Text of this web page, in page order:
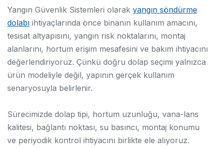
Yangın Güvenlik Sistemleri olarak yangın söndürme
dolabı ihtiyaçlarında önce binanın kullanım amacını,
tesisat altyapısını, yangın risk noktalarını, montaj
alanlarını, hortum erişim mesafesini ve bakım ihtiyacını
değerlendiriyoruz. Çünkü doğru dolap seçimi yalnızca
ürün modeliyle değil, yapının gerçek kullanım
senaryosuyla belirlenir.
Sürecimizde dolap tipi, hortum uzunluğu, vana-lans
kalitesi, bağlantı noktası, su basıncı, montaj konumu
ve periyodik kontrol ihtiyacını birlikte ele alıyoruz.